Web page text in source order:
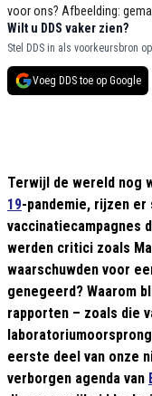
voor ons? Afbeelding:
Wilt u DDS vaker zien?
Stel DDS in als voorkeursbron
Voeg DDS toe op Google
Terwijl de wereld nog
19-pandemie, rijzen
vaccinatiecampagnes
werden critici zoals
waarschuwden voor
genegeerd? Waarom
rapporten – zoals die
eerste deel van onze
verborgen agenda van